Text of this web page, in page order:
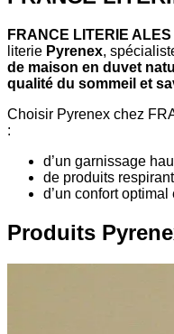
FRANCE LITERIE ALES
literie Pyrenex,
de maison en duvet
qualité du sommeil et
Choisir Pyrenex chez
:
d’un garnissage
de produits
d’un confort
Produits